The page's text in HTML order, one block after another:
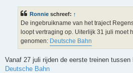
Ronnie schreef: ↑
De ingebruikname van het traject
loopt vertraging op. Uiterlijk 31 juli moet
genomen: Deutsche Bahn
Vanaf 27 juli rijden de eerste treinen tussen
Deutsche Bahn